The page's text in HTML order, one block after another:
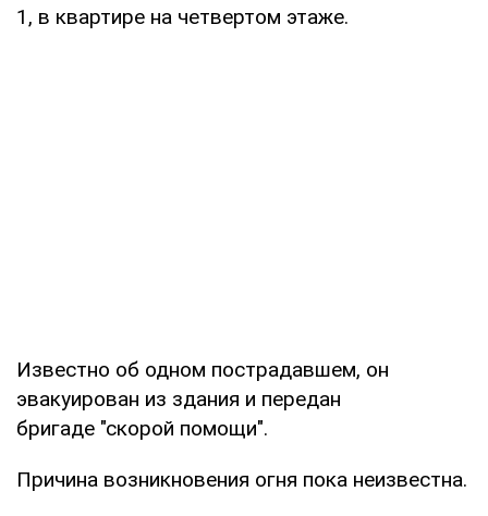
1, в квартире на четвертом этаже.
Известно об одном пострадавшем, он
эвакуирован из здания и передан
бригаде "скорой помощи".
Причина возникновения огня пока неизвестна.